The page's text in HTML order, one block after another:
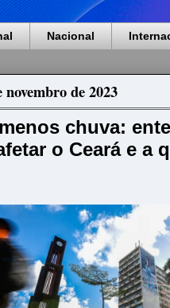
Nacional
de 2023
chuva:
o Ceará e a